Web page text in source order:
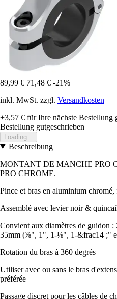
89,99 € 71,48 € -21%
inkl. MwSt. zzgl. Versandkosten
+3,57 € für Ihre nächste Bestellung
Bestellung gutgeschrieben
Loading...
Beschreibung
MONTANT DE MANCHE PRO
PRO CHROME.
Pince et bras en aluminium
Assemblé avec levier noir &
Convient aux diamètres de guidon
35mm (⅞", 1", 1-⅛", 1-&frac14 ;"
Rotation du bras à 360 degrés
Utiliser avec ou sans le bras
préférée
Passage discret pour les câbles de